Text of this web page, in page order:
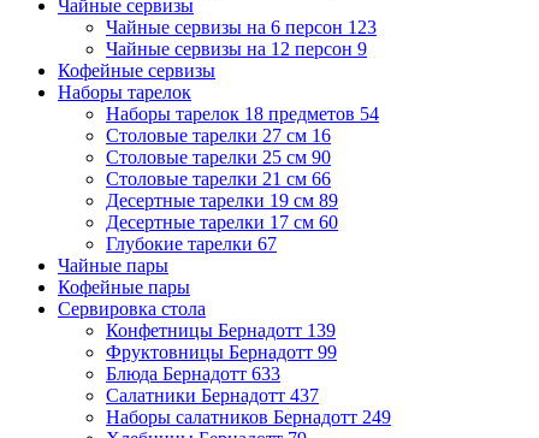
Чайные сервизы
Чайные сервизы на 6 персон 123
Чайные сервизы на 12 персон 9
Кофейные сервизы
Наборы тарелок
Наборы тарелок 18 предметов 54
Столовые тарелки 27 см 16
Столовые тарелки 25 см 90
Столовые тарелки 21 см 66
Десертные тарелки 19 см 89
Десертные тарелки 17 см 60
Глубокие тарелки 67
Чайные пары
Кофейные пары
Сервировка стола
Конфетницы Бернадотт 139
Фруктовницы Бернадотт 99
Блюда Бернадотт 633
Салатники Бернадотт 437
Наборы салатников Бернадотт 249